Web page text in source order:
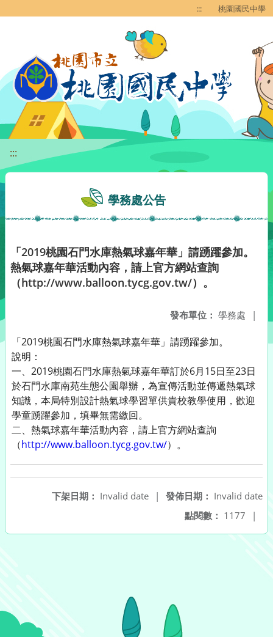
::: 桃園國民中學
:::
學務處公告
「2019桃園石門水庫熱氣球嘉年華」請踴躍參加。
熱氣球嘉年華活動內容，請上官方網站查詢
（http://www.balloon.tycg.gov.tw/）。
發布單位： 學務處 |
「2019桃園石門水庫熱氣球嘉年華」請踴躍參加。
說明：
一、2019桃園石門水庫熱氣球嘉年華訂於6月15日至23日
於石門水庫南苑生態公園舉辦，為宣傳活動並傳遞熱氣球
知識，本局特別設計熱氣球學習單供貴校教學使用，歡迎
學童踴躍參加，填畢無需繳回。
二、熱氣球嘉年華活動內容，請上官方網站查詢
（http://www.balloon.tycg.gov.tw/）。
發佈日期： Invalid date
下架日期： Invalid date
|
點閱數： 1177 |